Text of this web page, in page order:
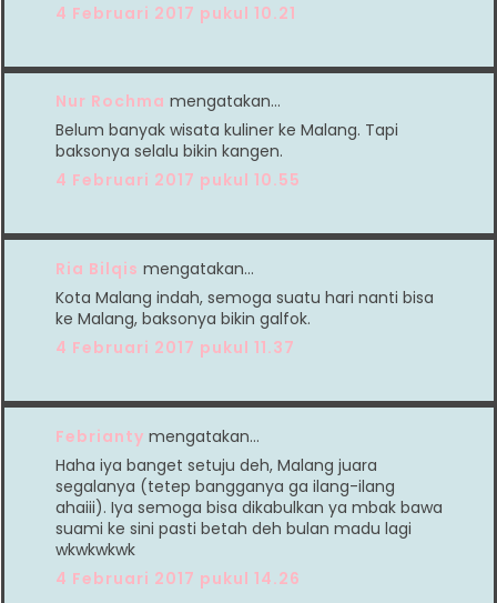
4 Februari 2017 pukul 10.21
Nur Rochma mengatakan…
Belum banyak wisata kuliner ke Malang. Tapi
baksonya selalu bikin kangen.
4 Februari 2017 pukul 10.55
Ria Bilqis mengatakan…
Kota Malang indah, semoga suatu hari nanti bisa
ke Malang, baksonya bikin galfok.
4 Februari 2017 pukul 11.37
Febrianty mengatakan…
Haha iya banget setuju deh, Malang juara
segalanya (tetep bangganya ga ilang-ilang
ahaiii). Iya semoga bisa dikabulkan ya mbak bawa
suami ke sini pasti betah deh bulan madu lagi
wkwkwkwk
4 Februari 2017 pukul 14.26